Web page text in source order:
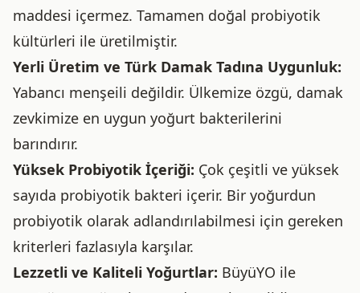
maddesi içermez. Tamamen doğal probiyotik
kültürleri ile üretilmiştir.
Yerli Üretim ve Türk Damak Tadına Uygunluk:
Yabancı menşeili değildir. Ülkemize özgü, damak
zevkimize en uygun yoğurt bakterilerini
barındırır.
Yüksek Probiyotik İçeriği: Çok çeşitli ve yüksek
sayıda probiyotik bakteri içerir. Bir yoğurdun
probiyotik olarak adlandırılabilmesi için gereken
kriterleri fazlasıyla karşılar.
Lezzetli ve Kaliteli Yoğurtlar: BüyüYO ile